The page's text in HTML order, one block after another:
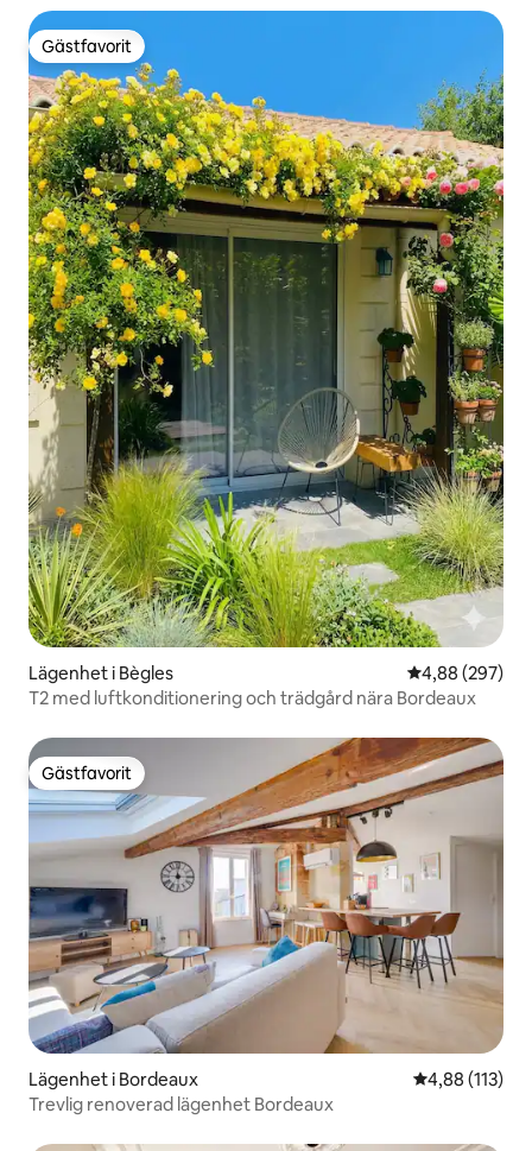
Gästfavorit
Gästfavorit
Lägenhet i Bègles 4,88 av 5 i
4,88 (297)
T2 med luftkonditionering och trädgård nära Bordeaux
Gästfavorit
Gästfavorit
Lägenhet i Bordeaux 4,88 av 5 i
4,88 (113)
Trevlig renoverad lägenhet Bordeaux